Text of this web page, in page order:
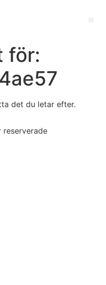
för:
det du letar efter.